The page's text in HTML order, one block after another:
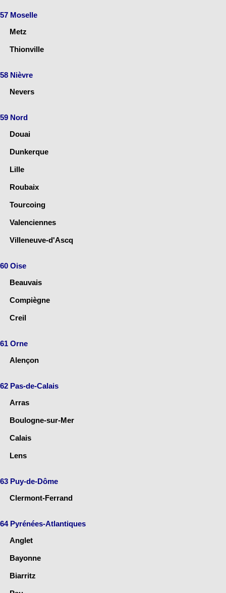
57 Moselle
Metz
Thionville
58 Nièvre
Nevers
59 Nord
Douai
Dunkerque
Lille
Roubaix
Tourcoing
Valenciennes
Villeneuve-d'Ascq
60 Oise
Beauvais
Compiègne
Creil
61 Orne
Alençon
62 Pas-de-Calais
Arras
Boulogne-sur-Mer
Calais
Lens
63 Puy-de-Dôme
Clermont-Ferrand
64 Pyrénées-Atlantiques
Anglet
Bayonne
Biarritz